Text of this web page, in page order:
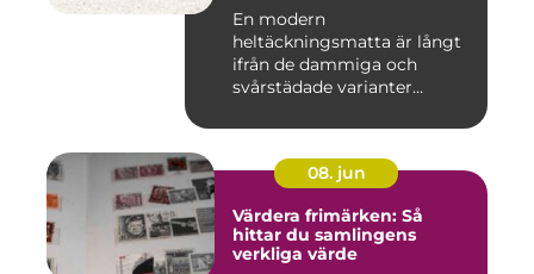
En modern
heltäckningsmatta är långt
ifrån de dammiga och
svårstädade varianter
08. jun
Värdera frimärken: Så
hittar du samlingens
verkliga värde